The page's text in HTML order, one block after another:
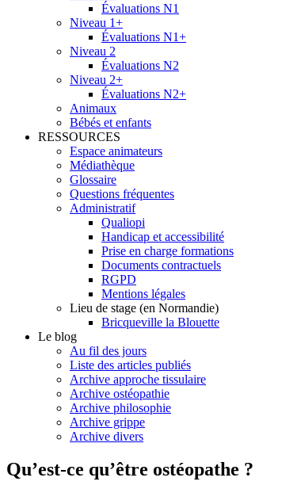
Évaluations N1
Niveau 1+
Évaluations N1+
Niveau 2
Évaluations N2
Niveau 2+
Évaluations N2+
Animaux
Bébés et enfants
RESSOURCES
Espace animateurs
Médiathèque
Glossaire
Questions fréquentes
Administratif
Qualiopi
Handicap et accessibilité
Prise en charge formations
Documents contractuels
RGPD
Mentions légales
Lieu de stage (en Normandie)
Bricqueville la Blouette
Le blog
Au fil des jours
Liste des articles publiés
Archive approche tissulaire
Archive ostéopathie
Archive philosophie
Archive grippe
Archive divers
Qu’est-ce qu’être ostéopathe ?